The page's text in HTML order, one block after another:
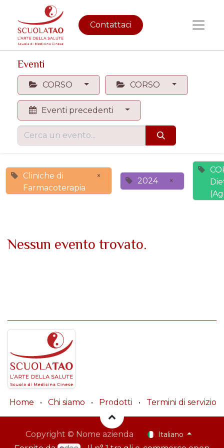
Contattaci
Eventi
CORSO CORSO
Eventi precedenti
Cliniche di
Farmacoterapia
× 2024 ×
Nessun evento trovato.
Home • Chi siamo • Prodotti • Termini di servizio
Copyright © Nome azienda Italiano